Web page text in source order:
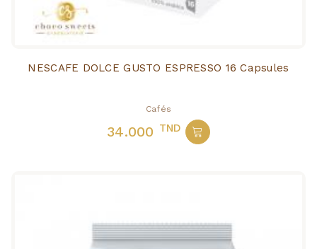
NESCAFE DOLCE GUSTO ESPRESSO 16 Capsules
Cafés
34.000 TND